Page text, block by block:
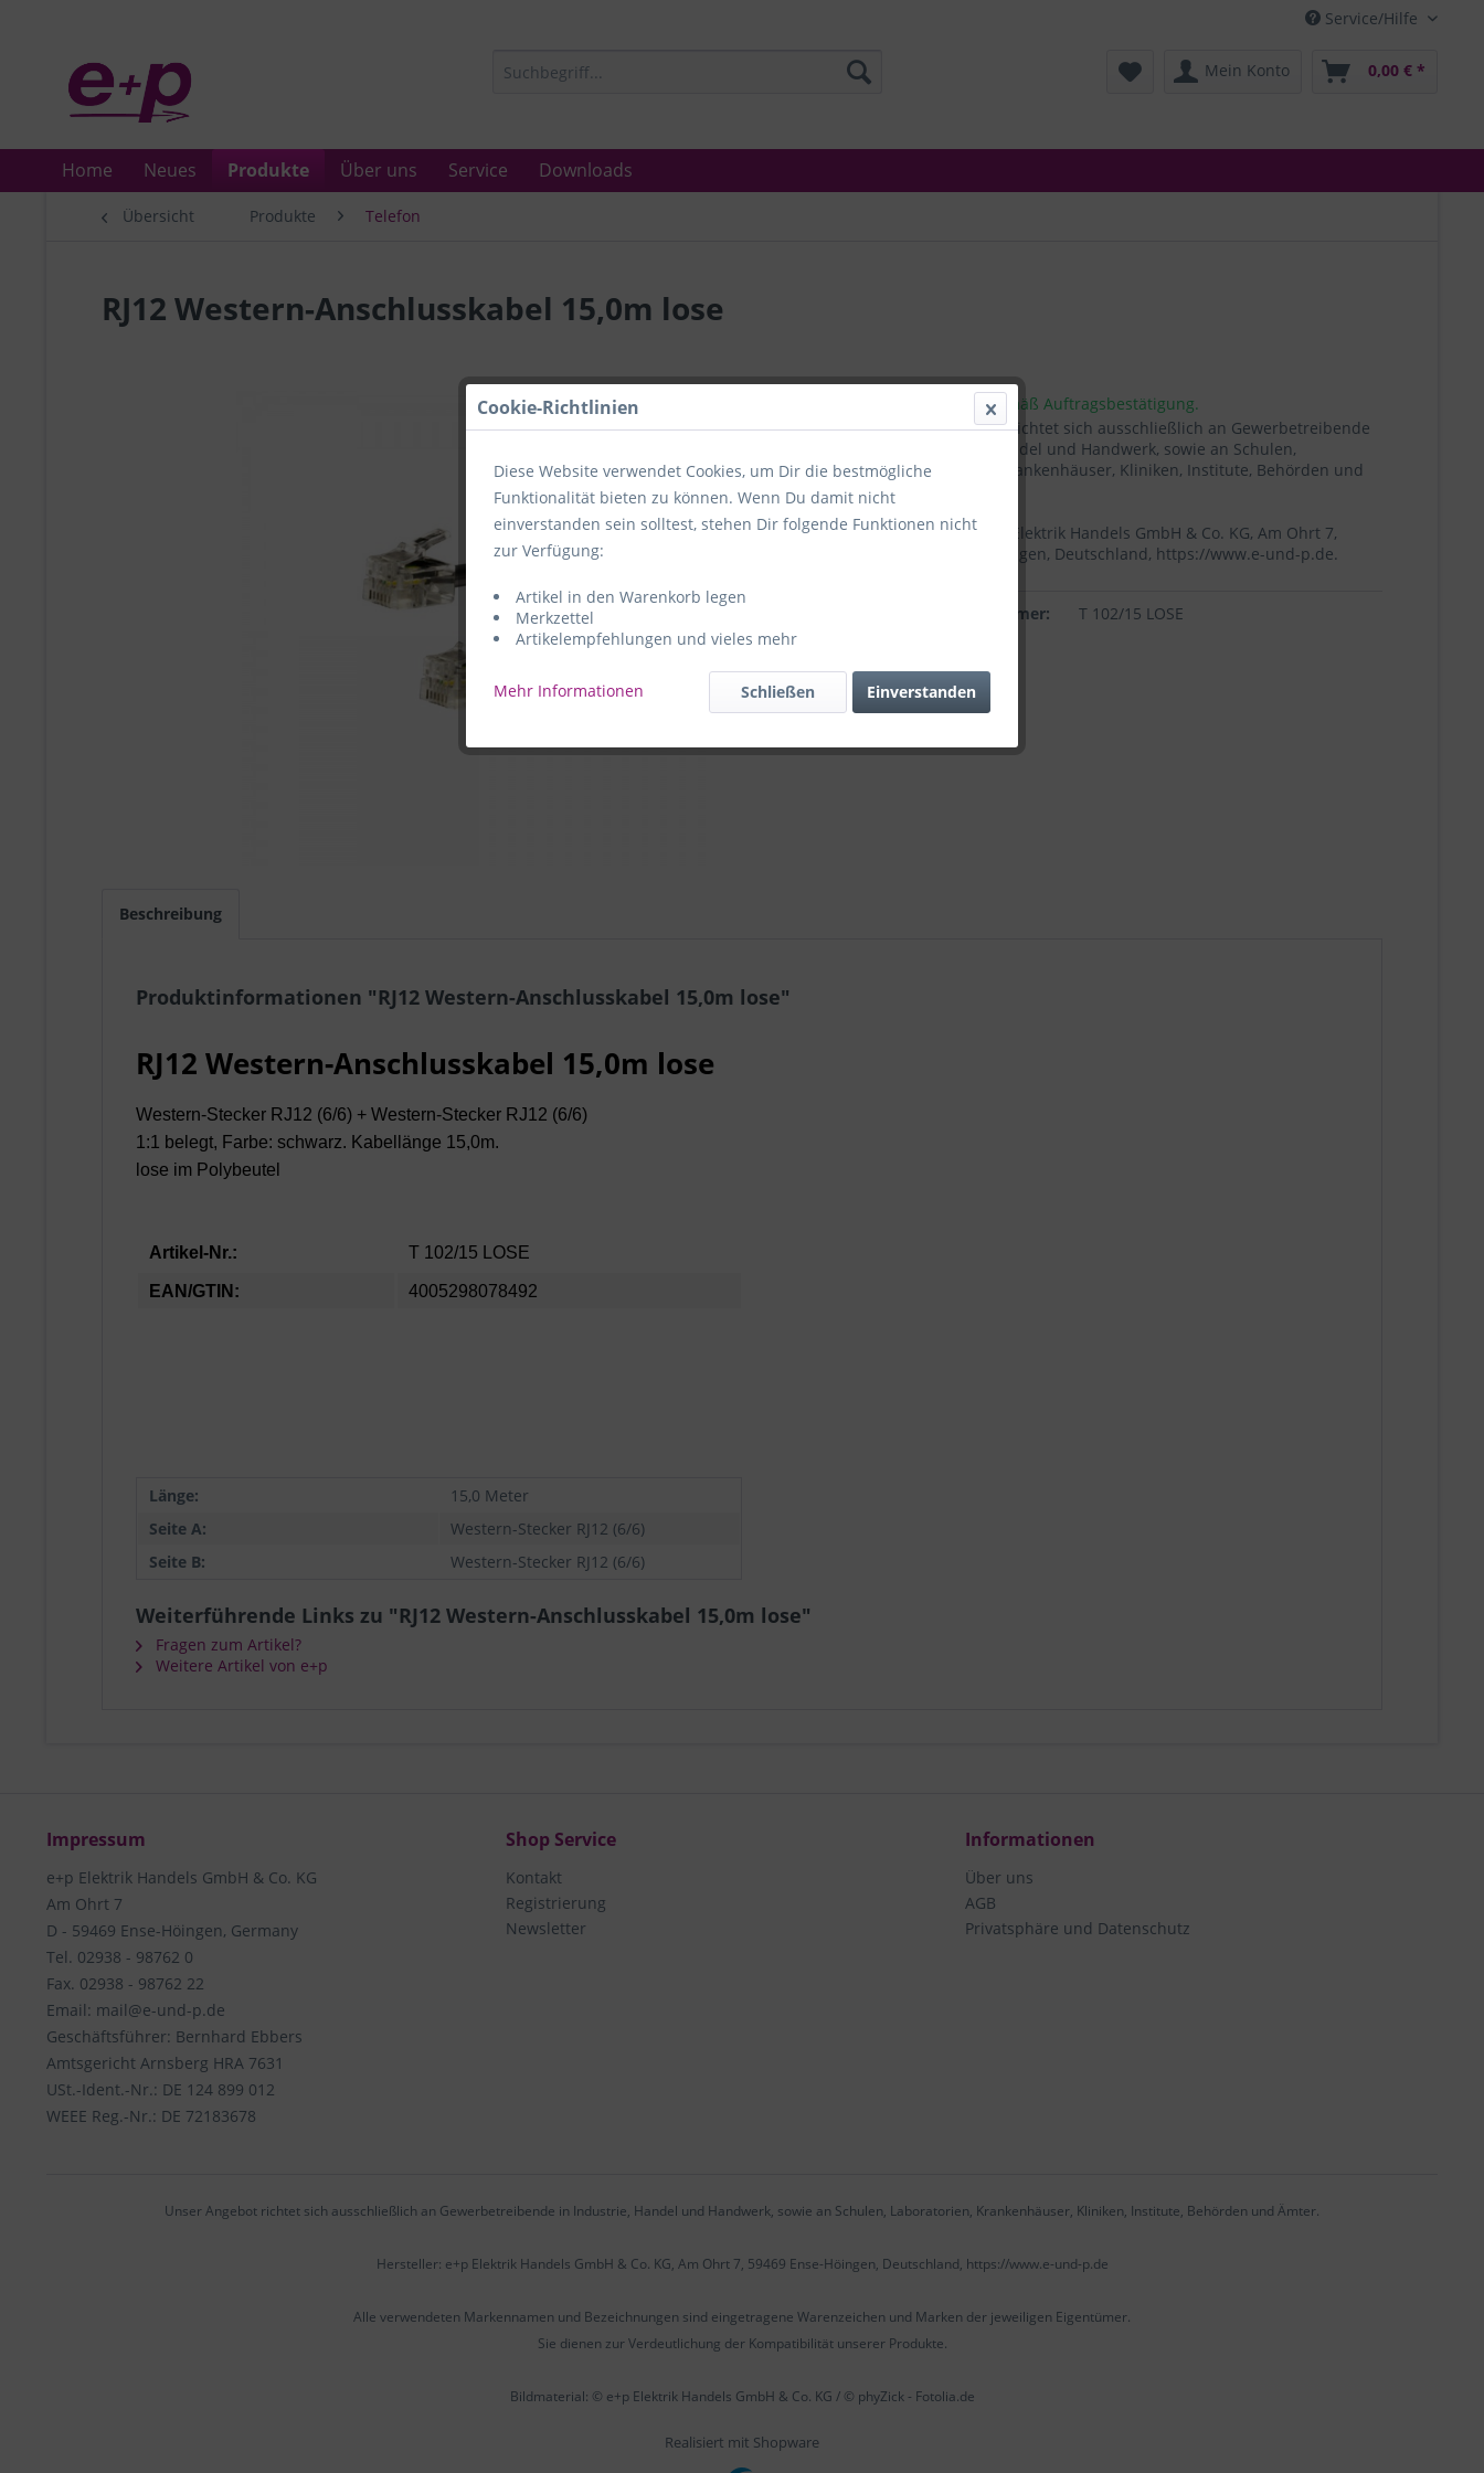
Service/Hilfe
Mein Konto 0,00 € *
Home Neues Produkte Über uns Service Downloads
Übersicht Produkte Telefon
RJ12 Western-Anschlusskabel 15,0m lose
Lieferzeit gemäß Auftragsbestätigung.
Unser Angebot richtet sich ausschließlich an Gewerbetreibende
in Industrie, Handel und Handwerk, sowie an Schulen,
Laboratorien, Krankenhäuser, Kliniken, Institute, Behörden und
Hersteller:e+p Elektrik Handels GmbH & Co. KG, Am Ohrt 7,
59469 Ense-Höingen, Deutschland, https://www.e-und-p.de.
e+p Artikelnummer: T 102/15 LOSE
Beschreibung
Produktinformationen "RJ12 Western-Anschlusskabel 15,0m lose"
RJ12 Western-Anschlusskabel 15,0m lose
Western-Stecker RJ12 (6/6) + Western-Stecker RJ12 (6/6)
1:1 belegt, Farbe: schwarz. Kabellänge 15,0m.
lose im Polybeutel
Artikel-Nr.: T 102/15 LOSE
EAN/GTIN: 4005298078492
Länge:
15,0 Meter
Seite A:
Western-Stecker RJ12 (6/6)
Seite B:
Western-Stecker RJ12 (6/6)
Weiterführende Links zu "RJ12 Western-Anschlusskabel 15,0m lose"
Fragen zum Artikel?
Weitere Artikel von e+p
Impressum
e+p Elektrik Handels GmbH & Co. KG
Am Ohrt 7
D - 59469 Ense-Höingen, Germany
Tel. 02938 - 98762 0
Fax. 02938 - 98762 22
Email: mail@e-und-p.de
Geschäftsführer: Bernhard Ebbers
Amtsgericht Arnsberg HRA 7631
USt.-Ident.-Nr.: DE 124 899 012
WEEE Reg.-Nr.: DE 72183678
Shop Service
Kontakt
Registrierung
Newsletter
Informationen
Über uns
AGB
Privatsphäre und Datenschutz
Unser Angebot richtet sich ausschließlich an Gewerbetreibende in Industrie, Handel und Handwerk, sowie an Schulen, Laboratorien, Krankenhäuser, Kliniken, Institute, Behörden und Ämter.
Hersteller: e+p Elektrik Handels GmbH & Co. KG, Am Ohrt 7, 59469 Ense-Höingen, Deutschland, https://www.e-und-p.de
Alle verwendeten Markennamen und Bezeichnungen sind eingetragene Warenzeichen und Marken der jeweiligen Eigentümer.
Sie dienen zur Verdeutlichung der Kompatibilität unserer Produkte.
Bildmaterial: © e+p Elektrik Handels GmbH & Co. KG / © phyZick - Fotolia.de
Realisiert mit Shopware
Cookie-Richtlinien
Diese Website verwendet Cookies, um Dir die bestmögliche
Funktionalität bieten zu können. Wenn Du damit nicht
einverstanden sein solltest, stehen Dir folgende Funktionen nicht
zur Verfügung:
Artikel in den Warenkorb legen
Merkzettel
Artikelempfehlungen und vieles mehr
Mehr Informationen Einverstanden
Schließen